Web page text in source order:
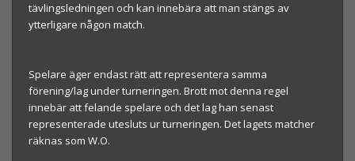
tävlingsledningen och kan innebära att man stängs av
ytterligare någon match.
Spelare äger endast rätt att representera samma
förening/lag under turneringen. Brott mot denna regel
innebär att felande spelare och det lag han senast
representerade utesluts ur turneringen. Det lagets matcher
räknas som W.O.